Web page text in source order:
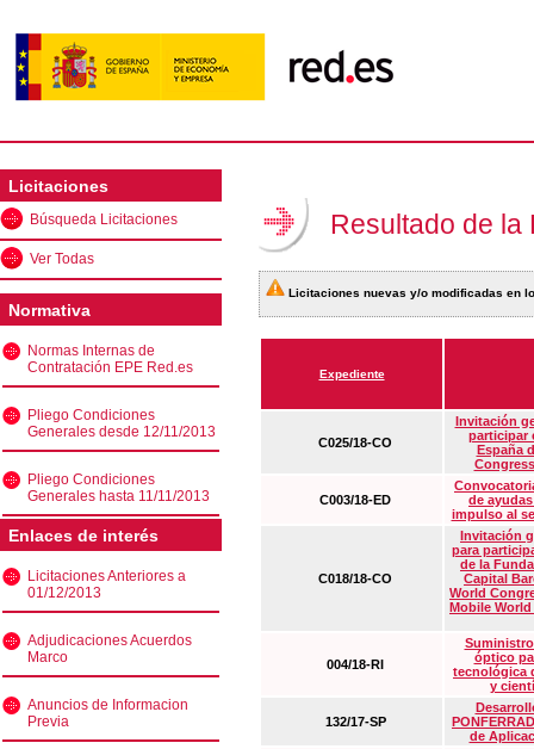
Licitaciones
Búsqueda Licitaciones
Ver Todas
Normativa
Normas Internas de
Contratación EPE Red.es
Pliego Condiciones
Generales desde 12/11/2013
Pliego Condiciones
Generales hasta 11/11/2013
Enlaces de interés
Licitaciones Anteriores a
01/12/2013
Adjudicaciones Acuerdos
Marco
Anuncios de Informacion
Previa
Resultado de la
Licitaciones nuevas y/o modificadas en
Expediente
C025/18-CO
Invitación
participar
España
C003/18-ED
de
impulso al
C018/18-CO
Invitación
para
de la
Capital
World
Mobile
004/18-RI
óptico
tecnológica
y
132/17-SP
de